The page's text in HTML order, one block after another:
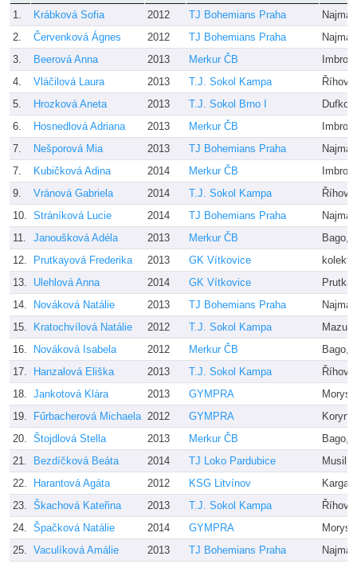
1.
Krábková Sofia 2012 TJ Bohemians Praha
2.
Červenková Ágnes 2012 TJ Bohemians Praha
3.
Beerová Anna 2013 Merkur ČB
4.
Vláčilová Laura 2013 T.J. Sokol Kampa
Říhová
5.
Hrozková Aneta 2013 T.J. Sokol Brno I
6.
Hosnedlová Adriana 2013 Merkur ČB
7.
Nešporová Mia 2013 TJ Bohemians Praha
7.
Kubičková Adina 2014 Merkur ČB
9.
Vránová Gabriela 2014 T.J. Sokol Kampa
Říhová
10. Stráníková Lucie 2014 TJ Bohemians Praha
11.
Janoušková Adéla 2013 Merkur ČB
Bago,
12.
Prutkayová Frederika 2013 GK Vítkovice
13.
Ulehlová Anna 2014 GK Vítkovice
14.
Nováková Natálie 2013 TJ Bohemians Praha
15.
Kratochvílová Natálie 2012 T.J. Sokol Kampa
16.
Nováková Isabela 2012 Merkur ČB
Bago,
17.
Hanzalová Eliška 2013 T.J. Sokol Kampa
Říhová
18. Jankotová Klára 2013 GYMPRA
19.
Fűrbacherová Michaela 2012 GYMPRA
20. Štojdlová Stella 2013 Merkur ČB
Bago,
21.
Bezdíčková Beáta 2014 TJ Loko Pardubice
Musil
22.
Harantová Agáta 2012 KSG Litvínov
23. Škachová Kateřina 2013 T.J. Sokol Kampa
Říhová
24. Špačková Natálie 2014 GYMPRA
25. Vaculíková Amálie 2013 TJ Bohemians Praha